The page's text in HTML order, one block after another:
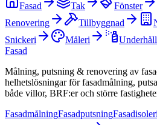
Fasad Tak Fönster
Renovering
Tillbyggnad
Snickeri
Måleri
Underhåll
Fasad
Målning, putsning & renovering av
helhetslösningar för fasadmålning,
både villor, BRF:er och större
FasadmålningFasadputsning